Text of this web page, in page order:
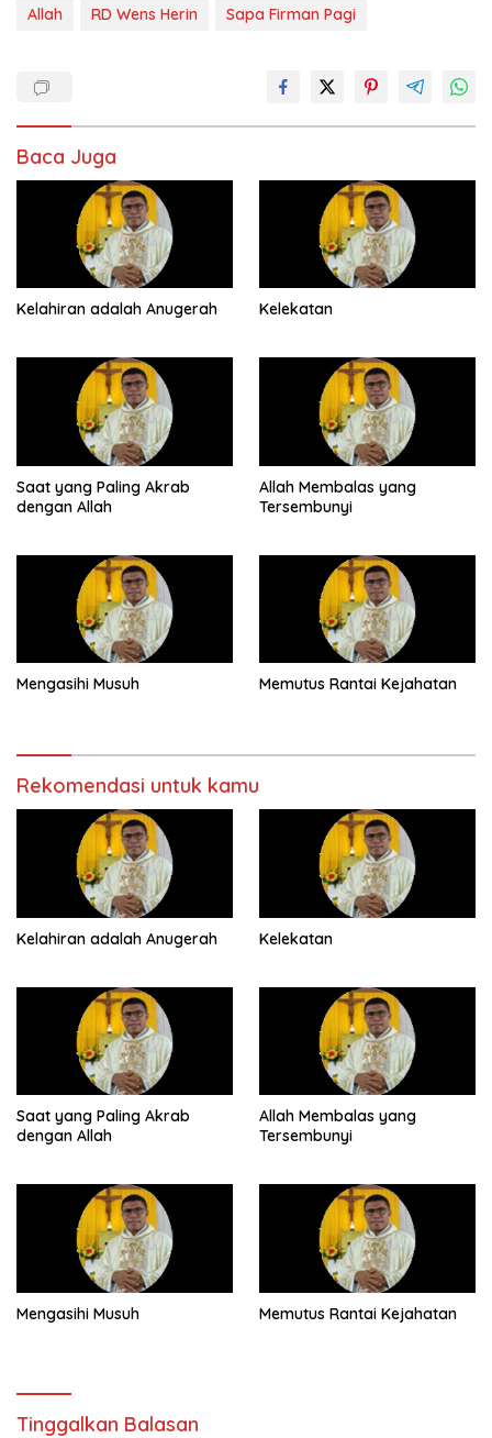
Allah RD Wens Herin Sapa Firman Pagi
Baca Juga
Kelahiran adalah Anugerah Kelekatan
Saat yang Paling Akrab
dengan Allah
Allah Membalas yang
Tersembunyi
Mengasihi Musuh Memutus Rantai Kejahatan
Rekomendasi untuk kamu
Kelahiran adalah Anugerah Kelekatan
Saat yang Paling Akrab
dengan Allah
Allah Membalas yang
Tersembunyi
Mengasihi Musuh Memutus Rantai Kejahatan
Tinggalkan Balasan